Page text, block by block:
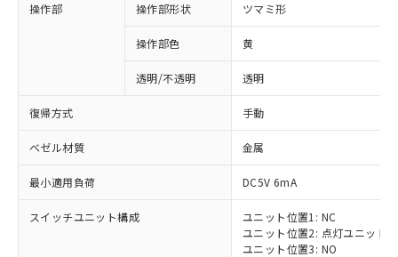
操作部 操作部形状 ツマミ形
操作部色 黄
透明/不透明 透明
復帰方式 手動
ベゼル材質 金属
最小適用負荷 DC5V 6mA
スイッチユニット構成
ユニット位置1: NC
ユニット位置2: 点灯ユニット
ユニット位置3: NO